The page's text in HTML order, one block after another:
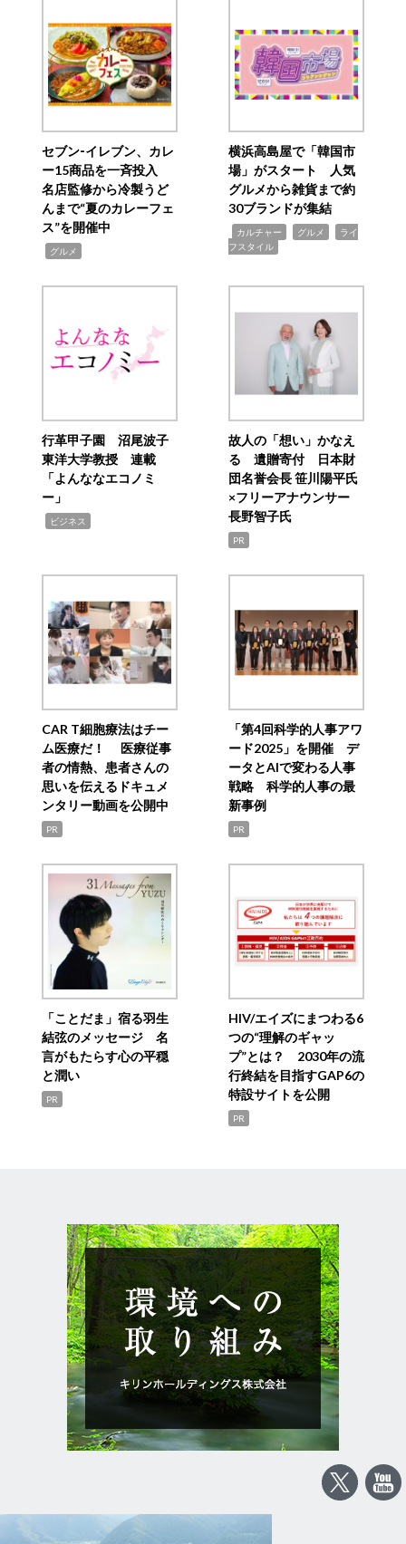
セブン‐イレブン、カレ
ー15商品を一斉投入
名店監修から冷製うど
んまで“夏のカレーフェ
ス”を開催中
グルメ
横浜高島屋で「韓国市
場」がスタート 人気
グルメから雑貨まで約
30ブランドが集結
カルチャー グルメ
ライ
フスタイル
行革甲子園 沼尾波子
東洋大学教授 連載
「よんななエコノミ
ー」
ビジネス
故人の「想い」かなえ
る 遺贈寄付 日本財
団名誉会長 笹川陽平氏
×フリーアナウンサー
長野智子氏
PR
CAR T細胞療法はチー
ム医療だ！ 医療従事
者の情熱、患者さんの
思いを伝えるドキュメ
ンタリー動画を公開中
PR
「第4回科学的人事アワ
ード2025」を開催 デ
ータとAIで変わる人事
戦略 科学的人事の最
新事例
PR
「ことだま」宿る羽生
結弦のメッセージ 名
言がもたらす心の平穏
と潤い
PR
HIV/エイズにまつわる6
つの“理解のギャッ
プ”とは？ 2030年の流
行終結を目指すGAP6の
特設サイトを公開
PR